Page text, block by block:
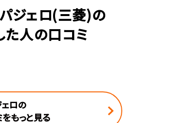
ジェロ(三菱)の
人の口コミ
ロの
もっと見る